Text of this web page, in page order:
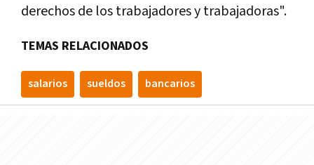
derechos de los trabajadores y trabajadoras".
TEMAS RELACIONADOS
salarios sueldos bancarios